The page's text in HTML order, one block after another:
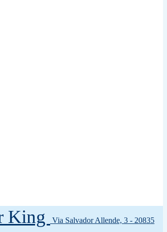
King
Via Salvador Allende, 3 - 20835